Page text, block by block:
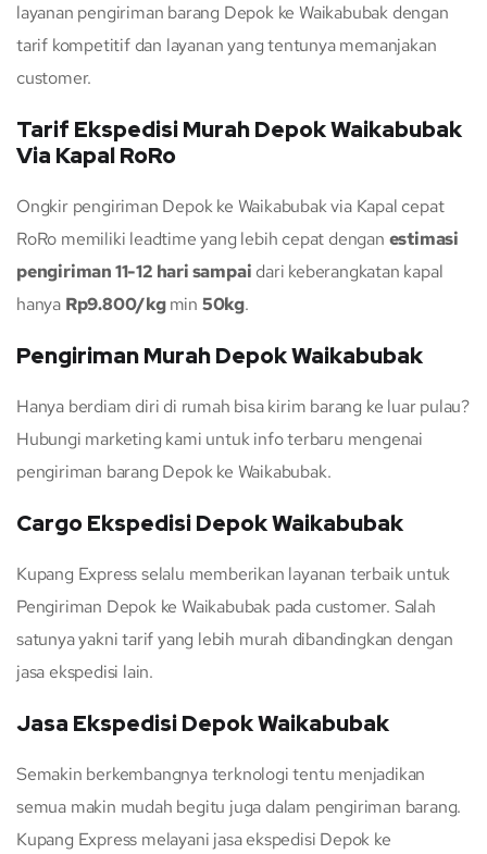
layanan pengiriman barang Depok ke Waikabubak dengan
tarif kompetitif dan layanan yang tentunya memanjakan
customer.
Tarif Ekspedisi Murah Depok Waikabubak
Via Kapal RoRo
Ongkir pengiriman Depok ke Waikabubak via Kapal cepat
RoRo memiliki leadtime yang lebih cepat dengan estimasi
pengiriman 11-12 hari sampai dari keberangkatan kapal
hanya Rp9.800/kgmin 50kg.
Pengiriman Murah Depok Waikabubak
Hanya berdiam diri di rumah bisa kirim barang ke luar pulau?
Hubungi marketing kami untuk info terbaru mengenai
pengiriman barang Depok ke Waikabubak.
Cargo Ekspedisi Depok Waikabubak
Kupang Express selalu memberikan layanan terbaik untuk
Pengiriman Depok ke Waikabubak pada customer. Salah
satunya yakni tarif yang lebih murah dibandingkan dengan
jasa ekspedisi lain.
Jasa Ekspedisi Depok Waikabubak
Semakin berkembangnya terknologi tentu menjadikan
semua makin mudah begitu juga dalam pengiriman barang.
Kupang Express melayani jasa ekspedisi Depok ke